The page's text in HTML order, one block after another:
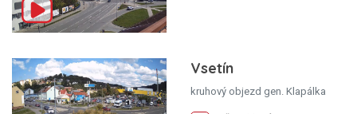
Vsetín
kruhový objezd gen. Klapálka